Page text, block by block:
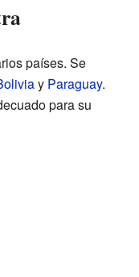
países. Se
y Paraguay.
para su